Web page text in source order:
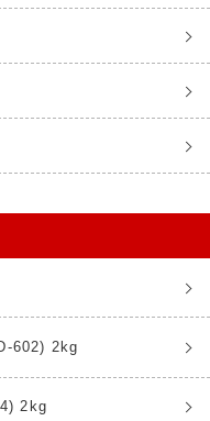
602) 2kg
2kg